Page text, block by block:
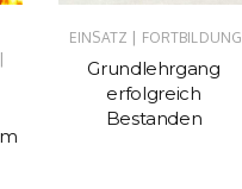
|
EINSATZ | FORTBILDUNG
Grundlehrgang
erfolgreich
Bestanden